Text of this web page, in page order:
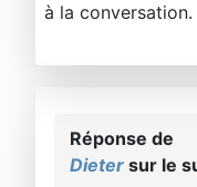
à la conversation.
Réponse de
Dieter sur le